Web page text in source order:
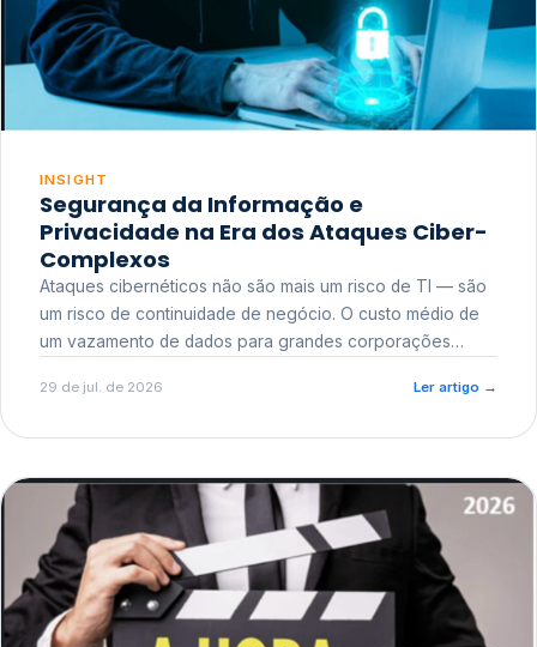
INSIGHT
Segurança da Informação e
Privacidade na Era dos Ataques Ciber-
Complexos
Ataques cibernéticos não são mais um risco de TI — são
um risco de continuidade de negócio. O custo médio de
um vazamento de dados para grandes corporações
reputacional e o risco regulatório junto a órgãos como a
29 de jul. de 2026 Ler artigo →